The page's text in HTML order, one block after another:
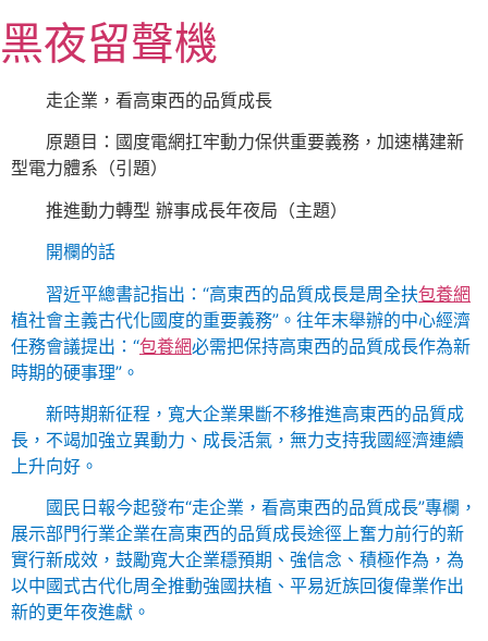
至
主
黑夜留聲機
走企業，看高東西的品質成長
原題目：國度電網扛牢動力保供重要義務，加速構建新
型電力體系（引題）
推進動力轉型 辦事成長年夜局（主題）
開欄的話
習近平總書記指出：“高東西的品質成長是周全扶包養網
植社會主義古代化國度的重要義務”。往年末舉辦的中心經濟
任務會議提出：“包養網必需把保持高東西的品質成長作為新
時期的硬事理”。
新時期新征程，寬大企業果斷不移推進高東西的品質成
長，不竭加強立異動力、成長活氣，無力支持我國經濟連續
上升向好。
國民日報今起發布“走企業，看高東西的品質成長”專欄，
展示部門行業企業在高東西的品質成長途徑上奮力前行的新
實行新成效，鼓勵寬大企業穩預期、強信念、積極作為，為
以中國式古代化周全推動強國扶植、平易近族回復偉業作出
新的更年夜進獻。